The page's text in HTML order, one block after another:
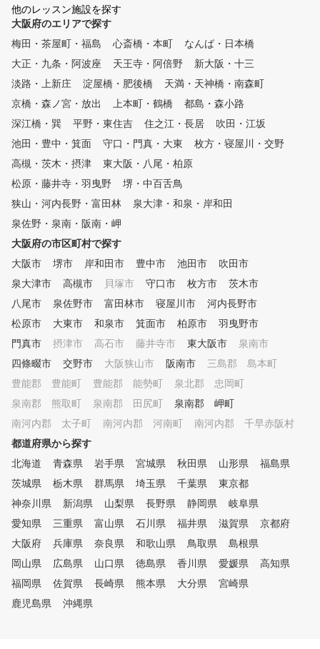
いただけるように、驚きの低価
格と、安心の定額料金で、あり
そうでなかった「レッスン受け
ゴルフの上達を目指す皆様のご
入会を、心よりお待ちしており
していただき、ぜひ皆様の目標
を達成してください。 親切な
教え方で定評がある、元プロ野
ンも受けられます。 スタッフ
一同、全力でサポートさせてい
そうでなかった「レッス
放題」を実現しておりま
ゴルフの上達を目指す皆
入会を、心よりお待ちし
していただき、ぜひ皆様
を達成してください。 親
教え方で定評がある、元
他のレッスン施設を探す
大阪府のエリアで探す
梅田・茶屋町・福島
心斎橋・本町
なんば・日本橋
大正・九条・阿波座
天王寺・阿倍野
新大阪・十三
淡路・上新庄
淀屋橋・肥後橋
天満・天神橋・南森町
京橋・森ノ宮・放出
上本町・鶴橋
都島・森小路
深江橋・巽
平野・東住吉 住之江・長居
吹田・江坂
池田・豊中・箕面
守口・門真・大東
枚方・寝屋川・交野
高槻・茨木・摂津
東大阪・八尾・柏原
松原・藤井寺・羽曳野
堺・中百舌鳥
狭山・河内長野・富田林
泉大津・和泉・岸和田
泉佐野・泉南・阪南・岬
大阪府の市区町村で探す
大阪市
堺市 岸和田市 豊中市 池田市
吹田市
泉大津市
高槻市 貝塚市 守口市 枚方市
茨木市
八尾市
泉佐野市 富田林市 寝屋川市
河内長野市
松原市
大東市 和泉市 箕面市 柏原市
羽曳野市
門真市
摂津市 高石市 藤井寺市 東大阪市
泉南市
四條畷市
交野市 大阪狭山市 阪南市
三島郡 島本町
豊能郡 豊能町
豊能郡 能勢町
泉北郡 忠岡町
泉南郡 熊取町
泉南郡 田尻町
泉南郡 岬町
南河内郡 太子町
南河内郡 河南町
南河内郡 千早赤阪村
都道府県から探す
北海道
青森県 岩手県 宮城県 秋田県 山形県
福島県
茨城県
栃木県 群馬県 埼玉県 千葉県
東京都
神奈川県
新潟県 山梨県 長野県 静岡県
岐阜県
愛知県
三重県 富山県 石川県 福井県 滋賀県
京都府
大阪府
兵庫県 奈良県 和歌山県 鳥取県
島根県
岡山県
広島県 山口県 徳島県 香川県 愛媛県
高知県
福岡県
佐賀県 長崎県 熊本県 大分県
宮崎県
鹿児島県
沖縄県